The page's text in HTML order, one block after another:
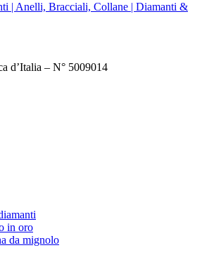
| Anelli, Bracciali, Collane | Diamanti &
d’Italia – N° 5009014
in oro
da mignolo